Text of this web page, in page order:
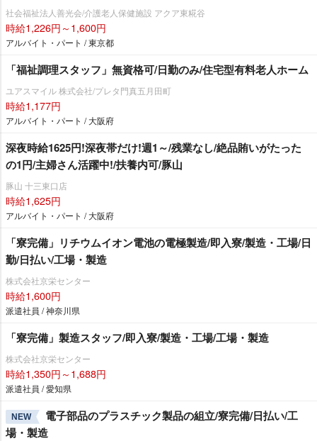
社会福祉法人善光会/介護老人保健施設 アクア東糀谷
時給1,226円～1,600円
アルバイト・パート / 東京都
「福祉調理スタッフ」無資格可/日勤のみ/住宅型有料老人ホーム
ユアスマイル 株式会社/プレタ門真五月田町
時給1,177円
アルバイト・パート / 大阪府
深夜時給1625円!深夜帯だけ!週1～/残業なし/絶品賄いがたった
の1円/主婦さん活躍中!/扶養内可/豚山
豚山 十三東口店
時給1,625円
アルバイト・パート / 大阪府
「寮完備」リチウムイオン電池の電極製造/即入寮/製造・工場/日
勤/日払い/工場・製造
株式会社京栄センター
時給1,600円
派遣社員 / 神奈川県
「寮完備」製造スタッフ/即入寮/製造・工場/工場・製造
株式会社京栄センター
時給1,350円～1,688円
派遣社員 / 愛知県
NEW
電子部品のプラスチック製品の組立/寮完備/日払い/工
場・製造